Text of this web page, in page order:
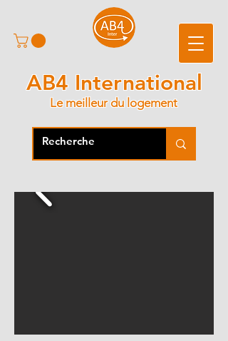
AB4 International
Le meilleur du logement